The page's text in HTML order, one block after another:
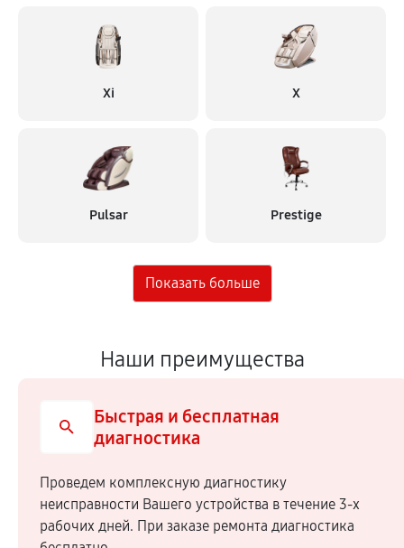
Xi X
Pulsar Prestige
Наши преимущества
Быстрая и бесплатная
диагностика
Проведем комплексную диагностику
неисправности Вашего устройства в течение 3-х
рабочих дней. При заказе ремонта диагностика